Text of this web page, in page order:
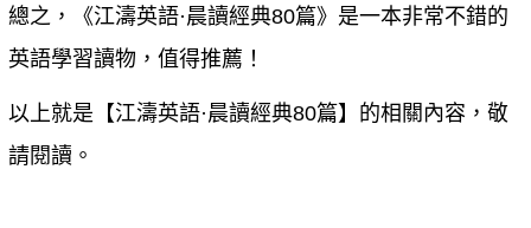
總之，《江濤英語·晨讀經典80篇》是一本非常不錯的
英語學習讀物，值得推薦！
以上就是【江濤英語·晨讀經典80篇 】的相關內容，敬
請閱讀。